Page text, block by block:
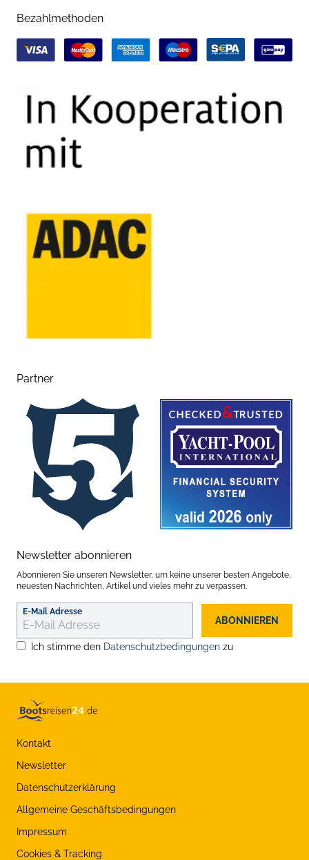
Bezahlmethoden
Partner
Newsletter abonnieren
Abonnieren Sie unseren Newsletter, um keine unserer besten Angebote,
neuesten Nachrichten, Artikel und vieles mehr zu verpassen.
E-Mail Adresse
ABONNIEREN
Ich stimme den Datenschutzbedingungen zu
Kontakt
Newsletter
Datenschutzerklärung
Allgemeine Geschäftsbedingungen
Impressum
Cookies & Tracking